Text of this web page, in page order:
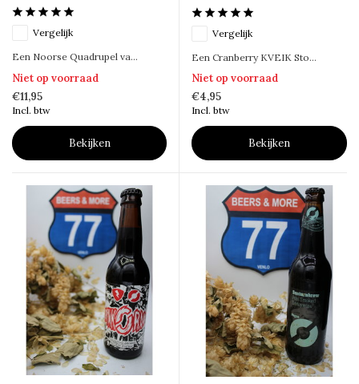
Vergelijk
Een Noorse Quadrupel va...
Niet op voorraad
€11,95
Incl. btw
Bekijken
Vergelijk
Een Cranberry KVEIK Sto...
Niet op voorraad
€4,95
Incl. btw
Bekijken